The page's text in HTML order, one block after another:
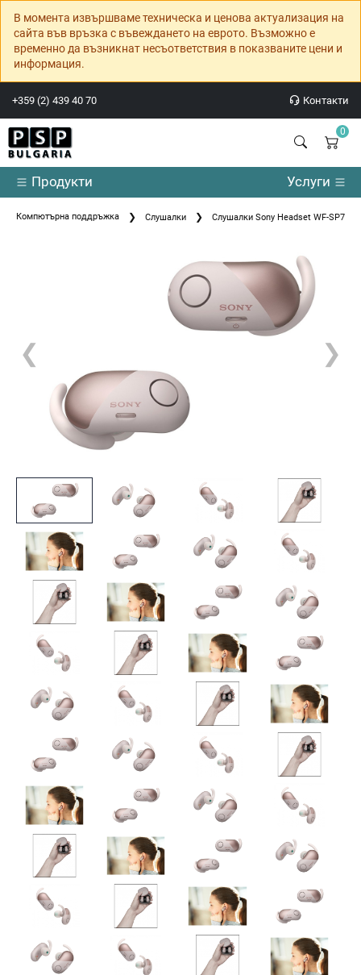
В момента извършваме техническа и ценова актуализация на
сайта във връзка с въвеждането на еврото. Възможно е
временно да възникнат несъответствия в показваните цени и
информация.
+359 (2) 439 40 70 Контакти
0
Продукти Услуги
Компютърна поддръжка Слушалки Слушалки Sony Headset WF-
❮ ❯